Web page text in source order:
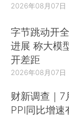
2026年08月07日
字节跳动开
进展 称大模
开差距
2026年08月07日
财新调查｜7
PPI同比增速